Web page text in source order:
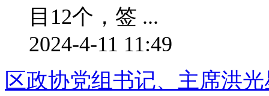
目12个，签 ...
2024-4-11 11:49
区政协党组书记、主席洪